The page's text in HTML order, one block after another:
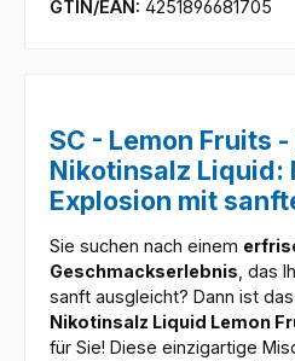
GTIN/EAN: 4251896681705
SC - Lemon Fruits
Nikotinsalz Liquid:
Explosion mit
Sie suchen nach einem
Geschmackserlebnis, das
sanft ausgleicht? Dann ist das
Nikotinsalz Liquid Lemon
für Sie! Diese einzigartige